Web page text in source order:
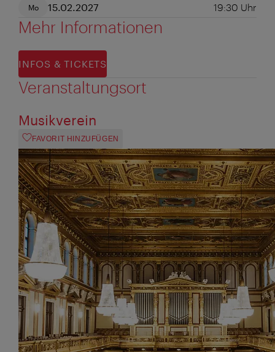
Mo 15.02.2027 19:30 Uhr
Mehr Informationen
INFOS & TICKETS
Veranstaltungsort
Musikverein
FAVORIT HINZUFÜGEN